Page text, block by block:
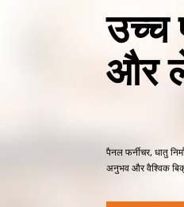
उच्च
और
पैनल फर्नीचर, धातु
अनुभव और वैश्विक